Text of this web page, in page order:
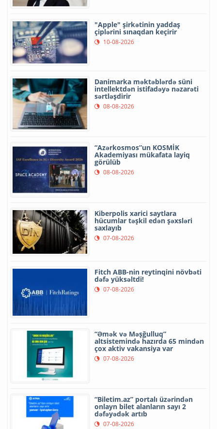
"Apple" şirkətinin yaddaş
çiplərini sınaqdan keçirir
10-08-2026
Danimarka məktəblərdə süni
intellektdən istifadəyə nəzarəti
sərtləşdirir
08-08-2026
“Azərkosmos”un KOSMİK
Akademiyası mükafata layiq
görülüb
08-08-2026
Kiberpolis xarici saytlara
hücumlar təşkil edən şəxsləri
saxlayıb
07-08-2026
Fitch ABB-nin reytinqini növbəti
dəfə yüksəltdi!
07-08-2026
“Əmək və Məşğulluq”
altsistemində hazırda 65 mindən
çox aktiv vakansiya var
07-08-2026
“Biletim.az” portalı üzərindən
onlayn bilet alanların sayı 2
dəfəyədək artıb
07-08-2026